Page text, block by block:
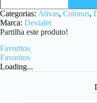
Phantom
Ultimate
108
dB
-
Deep
Forest
Categorias: Ativas, Colunas,
Marca: Devialet
Partilha este produto!
Favoritos
Favoritos
Loading...